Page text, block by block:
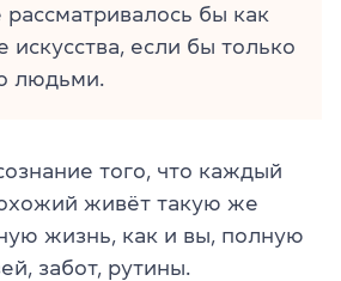
рассматривалось бы как
искусства, если бы только
людьми.
того, что каждый
живёт такую же
жизнь, как и вы, полную
забот, рутины.